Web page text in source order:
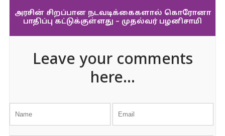
அரசின் சிறப்பான நடவடிக்கைகளால் கொரோனா
பாதிப்பு கட்டுக்குள்ளது – முதல்வர் பழனிசாமி
Leave your comments
here...